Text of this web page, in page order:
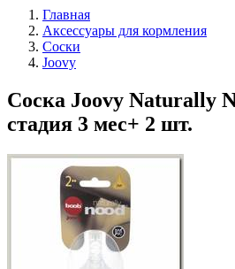
Главная
Аксессуары для кормления
Соски
Joovy
Соска Joovy Naturally
стадия 3 мес+ 2 шт.